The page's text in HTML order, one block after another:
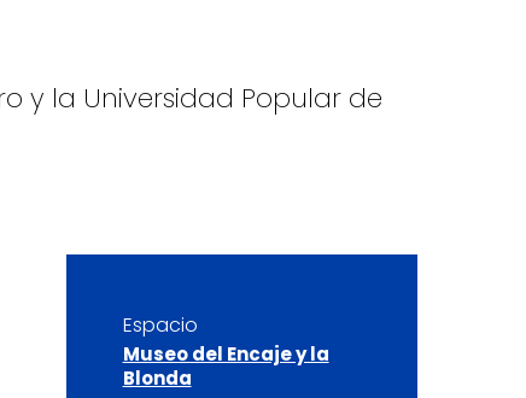
y la Universidad Popular de
Espacio
Museo del Encaje y la
Blonda